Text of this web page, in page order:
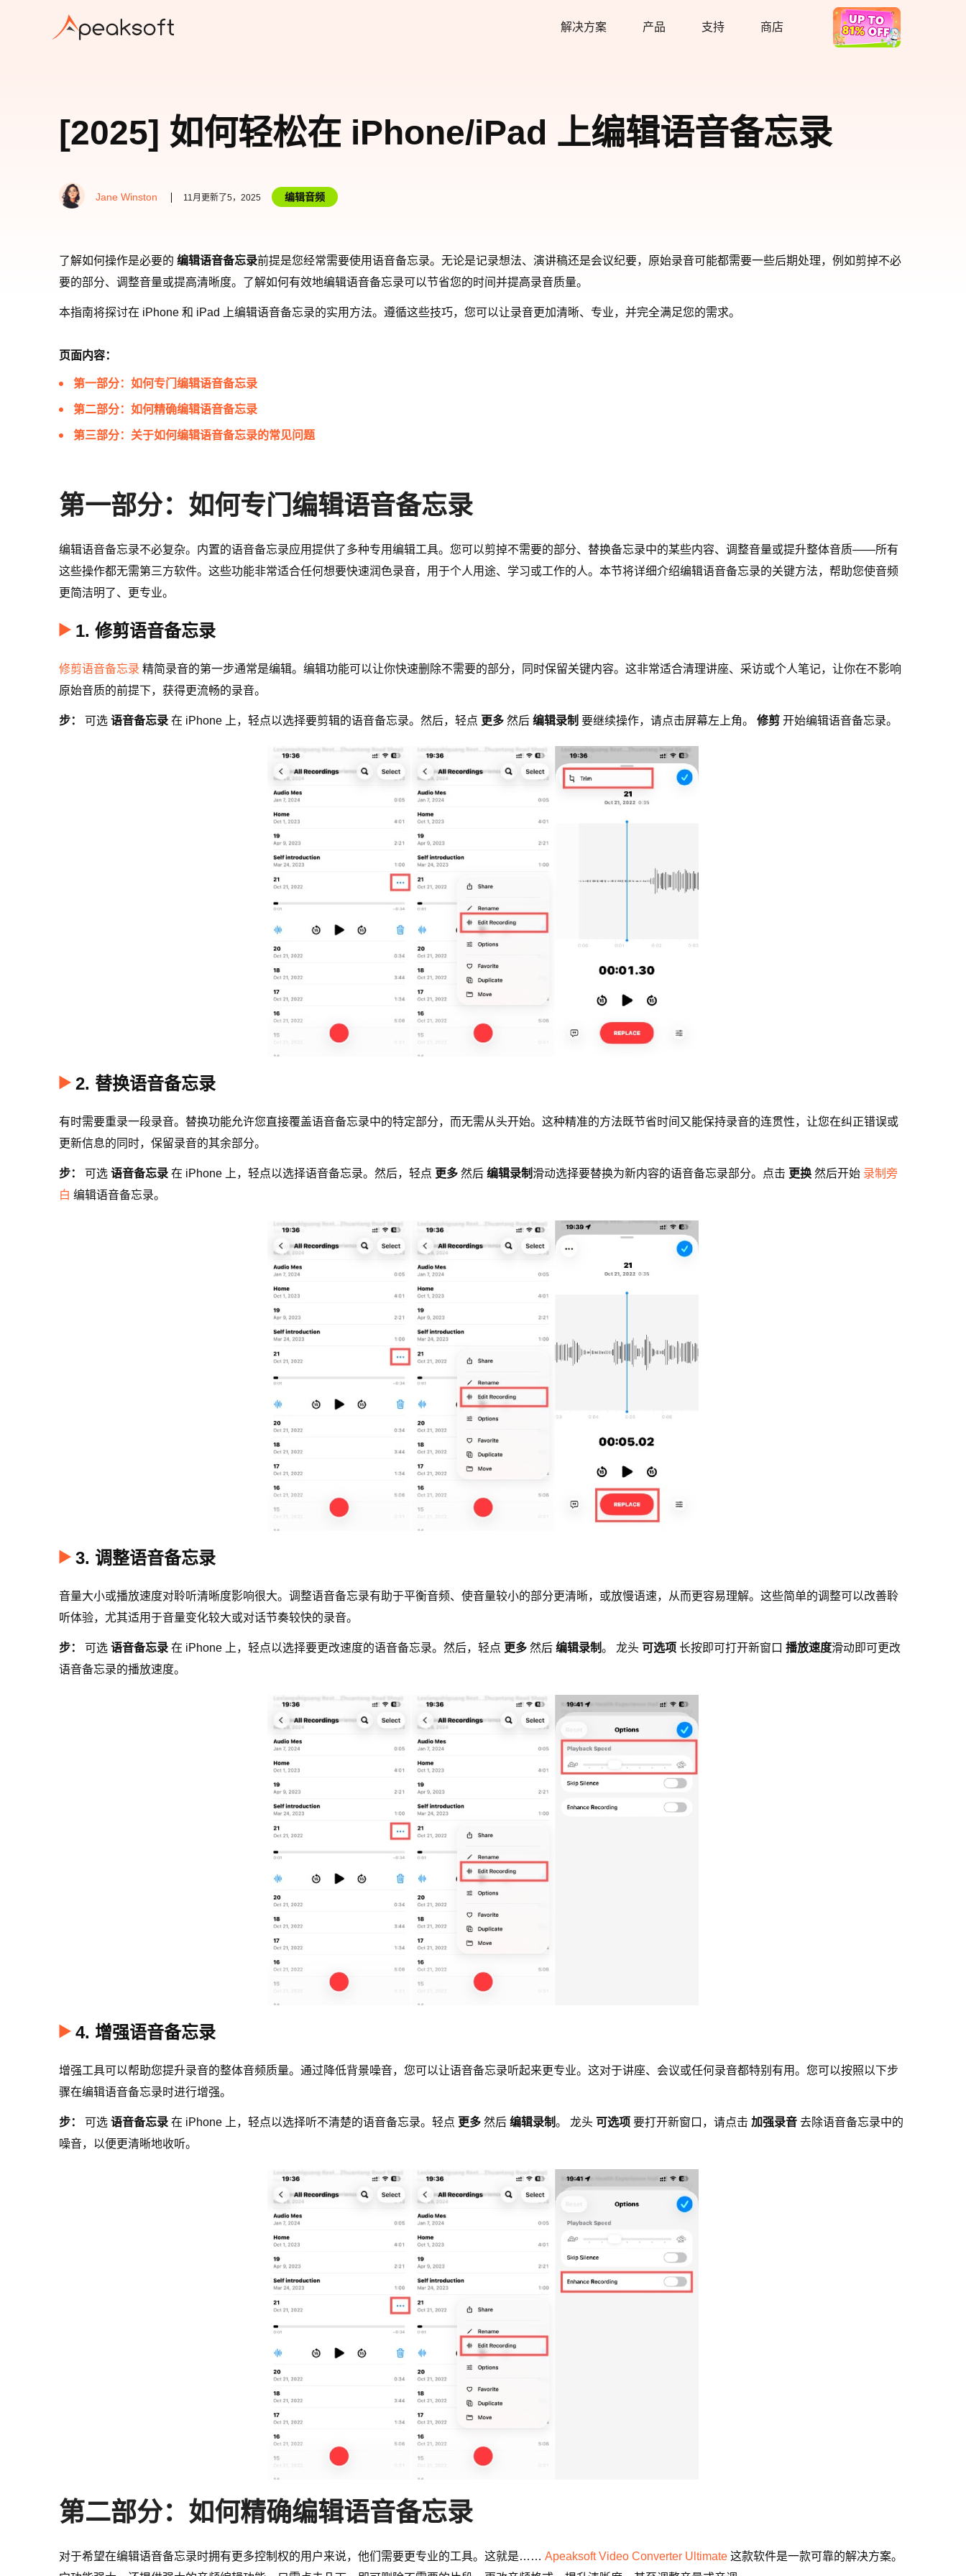
解决方案 产品 支持 商店
热卖
[2025] 如何轻松在 iPhone/iPad 上编辑语音备忘录
Jane Winston 11月更新了5，2025 编辑音频
了解如何操作是必要的 编辑语音备忘录前提是您经常需要使用语音备忘录。无论是记录想法、演讲稿还是会议纪要，原始录音可能都需要一些后期处理，例如剪掉不必
要的部分、调整音量或提高清晰度。了解如何有效地编辑语音备忘录可以节省您的时间并提高录音质量。
本指南将探讨在 iPhone 和 iPad 上编辑语音备忘录的实用方法。遵循这些技巧，您可以让录音更加清晰、专业，并完全满足您的需求。
页面内容：
第一部分：如何专门编辑语音备忘录
第二部分：如何精确编辑语音备忘录
第三部分：关于如何编辑语音备忘录的常见问题
第一部分：如何专门编辑语音备忘录
编辑语音备忘录不必复杂。内置的语音备忘录应用提供了多种专用编辑工具。您可以剪掉不需要的部分、替换备忘录中的某些内容、调整音量或提升整体音质——所有
这些操作都无需第三方软件。这些功能非常适合任何想要快速润色录音，用于个人用途、学习或工作的人。本节将详细介绍编辑语音备忘录的关键方法，帮助您使音频
更简洁明了、更专业。
1. 修剪语音备忘录
修剪语音备忘录 精简录音的第一步通常是编辑。编辑功能可以让你快速删除不需要的部分，同时保留关键内容。这非常适合清理讲座、采访或个人笔记，让你在不影响
原始音质的前提下，获得更流畅的录音。
步： 可选 语音备忘录 在 iPhone 上，轻点以选择要剪辑的语音备忘录。然后，轻点 更多 然后 编辑录制 要继续操作，请点击屏幕左上角。 修剪 开始编辑语音备忘录。
2. 替换语音备忘录
有时需要重录一段录音。替换功能允许您直接覆盖语音备忘录中的特定部分，而无需从头开始。这种精准的方法既节省时间又能保持录音的连贯性，让您在纠正错误或
更新信息的同时，保留录音的其余部分。
步： 可选 语音备忘录 在 iPhone 上，轻点以选择语音备忘录。然后，轻点 更多 然后 编辑录制滑动选择要替换为新内容的语音备忘录部分。点击 更换 然后开始 录制旁
白 编辑语音备忘录。
3. 调整语音备忘录
音量大小或播放速度对聆听清晰度影响很大。调整语音备忘录有助于平衡音频、使音量较小的部分更清晰，或放慢语速，从而更容易理解。这些简单的调整可以改善聆
听体验，尤其适用于音量变化较大或对话节奏较快的录音。
步： 可选 语音备忘录 在 iPhone 上，轻点以选择要更改速度的语音备忘录。然后，轻点 更多 然后 编辑录制。 龙头 可选项 长按即可打开新窗口 播放速度滑动即可更改
语音备忘录的播放速度。
4. 增强语音备忘录
增强工具可以帮助您提升录音的整体音频质量。通过降低背景噪音，您可以让语音备忘录听起来更专业。这对于讲座、会议或任何录音都特别有用。您可以按照以下步
骤在编辑语音备忘录时进行增强。
步： 可选 语音备忘录 在 iPhone 上，轻点以选择听不清楚的语音备忘录。轻点 更多 然后 编辑录制。 龙头 可选项 要打开新窗口，请点击 加强录音 去除语音备忘录中的
噪音，以便更清晰地收听。
第二部分：如何精确编辑语音备忘录
对于希望在编辑语音备忘录时拥有更多控制权的用户来说，他们需要更专业的工具。这就是…… Apeaksoft Video Converter Ultimate 这款软件是一款可靠的解决方案。